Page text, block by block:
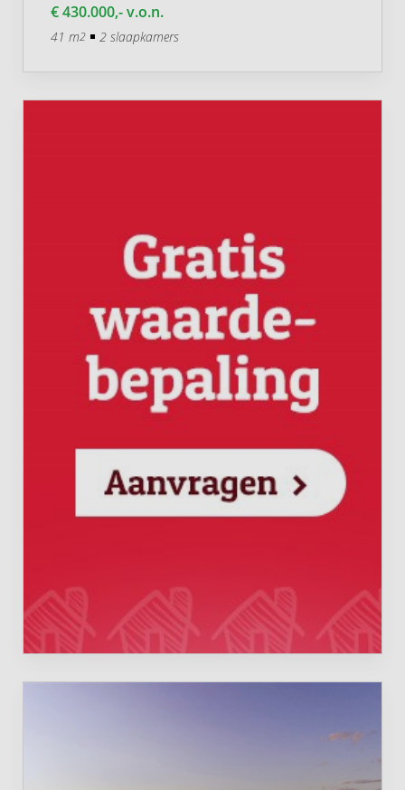
€ 430.000,- v.o.n.
41 m2 2 slaapkamers